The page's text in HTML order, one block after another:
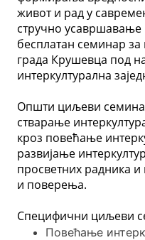
живот и рад у
стручно
бесплатан семинар за
града Крушевца под
интеркултурална
Општи циљеви
стварање
кроз повећање
развијање
просветних радника и
и поверења.
Специфични циљеви
Повећање